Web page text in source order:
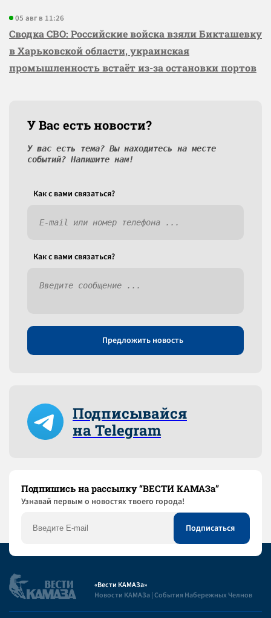
05 авг в 11:26
Сводка СВО: Российские войска взяли Бикташевку
в Харьковской области, украинская
промышленность встаёт из-за остановки портов
У Вас есть новости?
У вас есть тема? Вы находитесь на месте
событий? Напишите нам!
Как c вами связаться?
Как c вами связаться?
Предложить новость
Подписывайся
на Telegram
Подпишись на рассылку “ВЕСТИ КАМАЗа”
Узнaвай первым о новостях твоего города!
«Вести КАМАЗа»
Новости КАМАЗа | События Набережных Челнов